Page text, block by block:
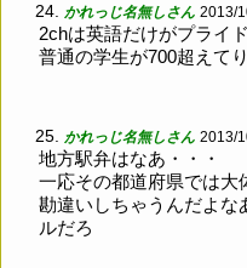
24. かれっじ名無しさん 2013/
2chは英語だけがプライ
普通の学生が700超えて
25. かれっじ名無しさん 2013/
地方駅弁はなあ・・・
一応その都道府県では大
勘違いしちゃうんだよな
ルだろ